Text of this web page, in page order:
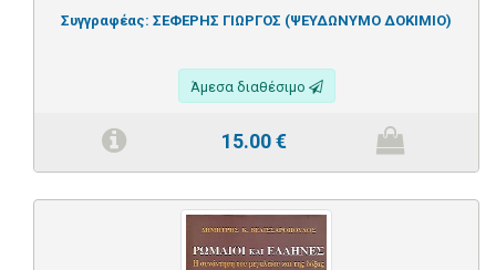
Συγγραφέας: ΣΕΦΕΡΗΣ ΓΙΩΡΓΟΣ (ΨΕΥΔΩΝΥΜΟ ΔΟΚΙΜΙΟ)
Άμεσα διαθέσιμο
15.00€